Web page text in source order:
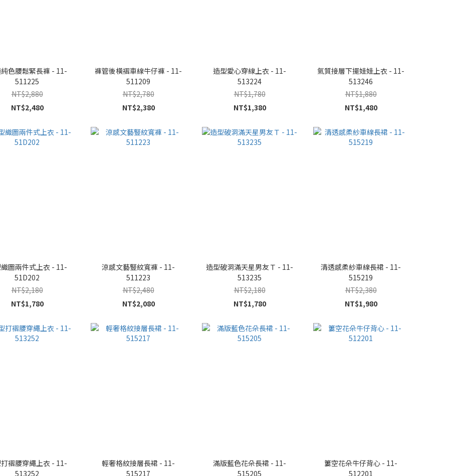
色腰鬆緊長褲 - 11-
511225
NT$2,880
NT$2,480
褲管後橫褶車線牛仔褲 - 11-
511209
NT$2,780
NT$2,380
造型愛心穿線上衣 - 11-
513224
NT$1,780
NT$1,380
氣質接層下擺娃娃上衣 - 11-
513246
NT$1,880
NT$1,480
圖兩件式上衣 - 11-
51D202
NT$2,180
NT$1,780
涼感文藝豎紋寬褲 - 11-
511223
NT$2,480
NT$2,080
造型破洞滿天星男友Ｔ - 11-
513235
NT$2,180
NT$1,780
清透感柔紗車線長裙 - 11-
515219
NT$2,380
NT$1,980
褶腰穿繩上衣 - 11-
513252
輕奢格紋接層長裙 - 11-
515217
滿版藍色花朵長裙 - 11-
515205
簍空花朵牛仔背心 - 11-
512201